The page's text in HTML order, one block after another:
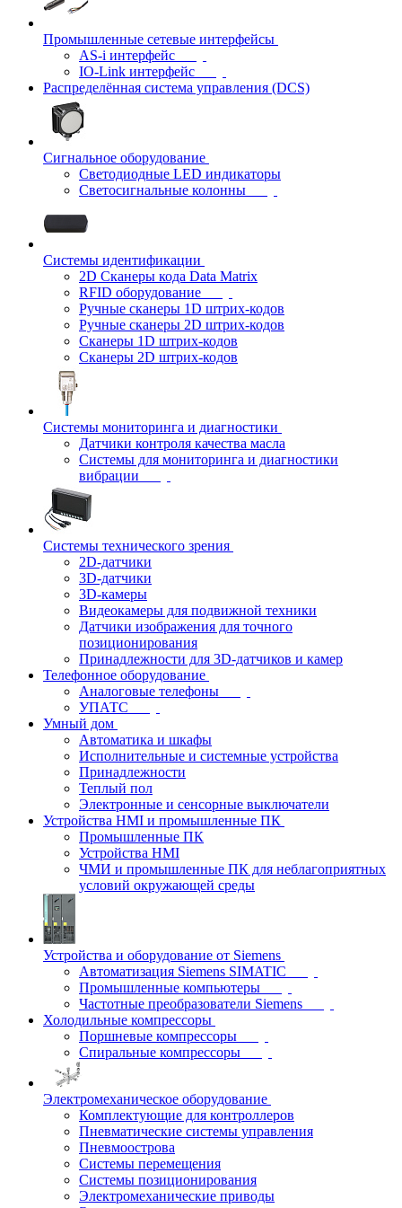
Промышленные сетевые интерфейсы
AS-i интерфейс
IO-Link интерфейс
Распределённая система управления (DCS)
Сигнальное оборудование
Светодиодные LED индикаторы
Светосигнальные колонны
Системы идентификации
2D Сканеры кода Data Matrix
RFID оборудование
Ручные сканеры 1D штрих-кодов
Ручные сканеры 2D штрих-кодов
Сканеры 1D штрих-кодов
Сканеры 2D штрих-кодов
Системы мониторинга и диагностики
Датчики контроля качества масла
Системы для мониторинга и диагностики
вибрации
Системы технического зрения
2D-датчики
3D-датчики
3D-камеры
Видеокамеры для подвижной техники
Датчики изображения для точного
позиционирования
Принадлежности для 3D-датчиков и камер
Телефонное оборудование
Аналоговые телефоны
УПАТС
Умный дом
Автоматика и шкафы
Исполнительные и системные устройства
Принадлежности
Теплый пол
Электронные и сенсорные выключатели
Устройства HMI и промышленные ПК
Промышленные ПК
Устройства HMI
ЧМИ и промышленные ПК для неблагоприятных
условий окружающей среды
Устройства и оборудование от Siemens
Автоматизация Siemens SIMATIC
Промышленные компьютеры
Частотные преобразователи Siemens
Холодильные компрессоры
Поршневые компрессоры
Спиральные компрессоры
Электромеханическое оборудование
Комплектующие для контроллеров
Пневматические системы управления
Пневмоострова
Системы перемещения
Системы позиционирования
Электромеханические приводы